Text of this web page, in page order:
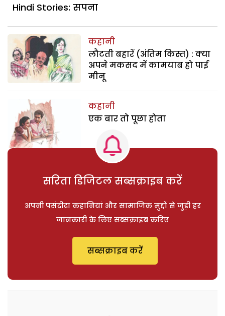
Hindi Stories: सपना
कहानी
लौटती बहारें (अंतिम किस्त) : क्या
अपने मकसद में कामयाब हो पाई
मीनू
कहानी
एक बार तो पूछा होता
सरिता डिजिटल सब्सक्राइब करें
अपनी पसंदीदा कहानियां और सामाजिक मुद्दों से जुड़ी हर
जानकारी के लिए सब्सक्राइब करिए
सब्सक्राइब करें